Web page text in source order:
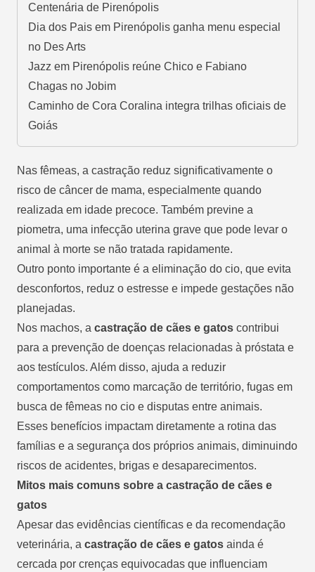
Centenária de Pirenópolis
Dia dos Pais em Pirenópolis ganha menu especial
no Des Arts
Jazz em Pirenópolis reúne Chico e Fabiano
Chagas no Jobim
Caminho de Cora Coralina integra trilhas oficiais de
Goiás
Nas fêmeas, a castração reduz significativamente o
risco de câncer de mama, especialmente quando
realizada em idade precoce. Também previne a
piometra, uma infecção uterina grave que pode levar o
animal à morte se não tratada rapidamente.
Outro ponto importante é a eliminação do cio, que evita
desconfortos, reduz o estresse e impede gestações não
planejadas.
Nos machos, a castração de cães e gatos contribui
para a prevenção de doenças relacionadas à próstata e
aos testículos. Além disso, ajuda a reduzir
comportamentos como marcação de território, fugas em
busca de fêmeas no cio e disputas entre animais.
Esses benefícios impactam diretamente a rotina das
famílias e a segurança dos próprios animais, diminuindo
riscos de acidentes, brigas e desaparecimentos.
Mitos mais comuns sobre a castração de cães e
gatos
Apesar das evidências científicas e da recomendação
veterinária, a castração de cães e gatos ainda é
cercada por crenças equivocadas que influenciam